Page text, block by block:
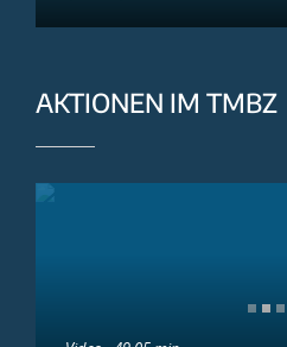
AKTIONEN IM TMBZ